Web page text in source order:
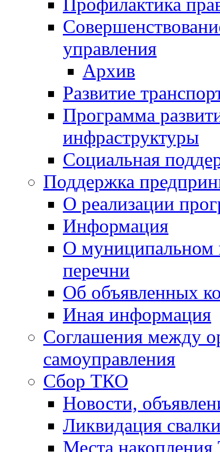
управления
Архив
Развитие
Программа
инфраструктуры
Социальная
Поддержка
О реализации
Информация
О муниципальном
перечни
Об объявленных
Иная информация
Соглашения между
самоуправления
Сбор ТКО
Новости,
Ликвидация
Места